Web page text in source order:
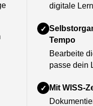
digitale
✓
Tempo
Bearbeite
passe dein
✓ Mit WISS-